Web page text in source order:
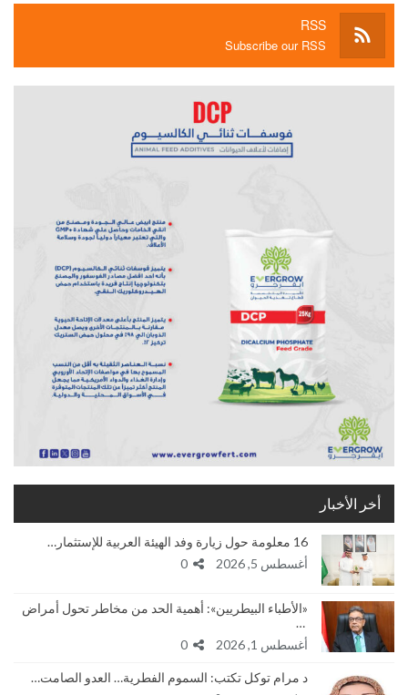
RSS
Subscribe our RSS
أخر الأخبار
16 معلومة حول زيارة وفد الهيئة العربية للإستثمار…
أغسطس 5, 2026
«الأطباء البيطريين»: أهمية الحد من مخاطر تحول أمراض
…
أغسطس 1, 2026
د مرام توكل تكتب: السموم الفطرية… العدو الصامت…